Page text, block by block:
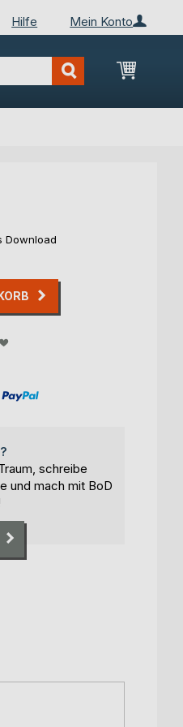
Mein Konto
Hilfe
Mein
Download
schreibe
und mach mit BoD